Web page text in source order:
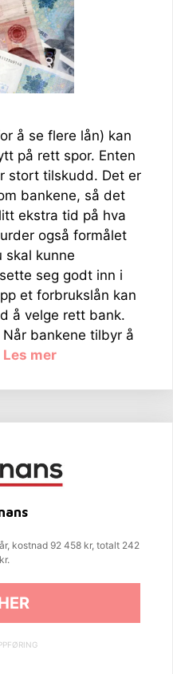
å se flere lån) kan
på rett spor. Enten
stort tilskudd. Det er
bankene, så det
ekstra tid på hva
også formålet
skal kunne
seg godt inn i
et forbrukslån kan
å velge rett bank.
bankene tilbyr å
Les mer
kostnad 92 458 kr, totalt 242